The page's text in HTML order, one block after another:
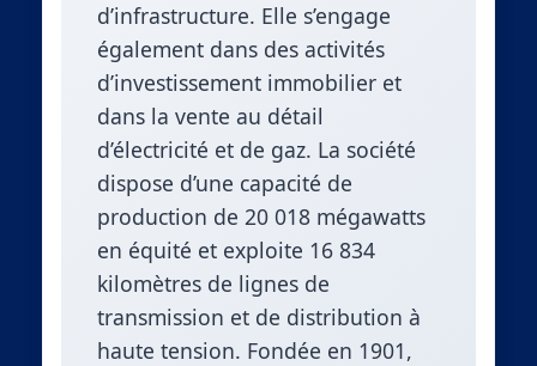
d’infrastructure. Elle s’engage
également dans des activités
d’investissement immobilier et
dans la vente au détail
d’électricité et de gaz. La société
dispose d’une capacité de
production de 20 018 mégawatts
en équité et exploite 16 834
kilomètres de lignes de
transmission et de distribution à
haute tension. Fondée en 1901,